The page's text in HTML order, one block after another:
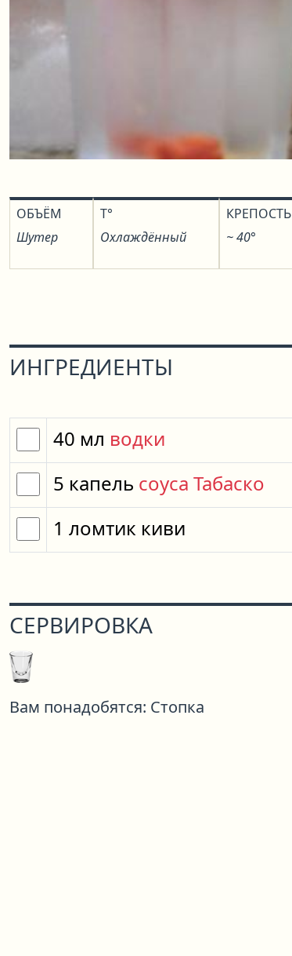
ОБЪЁМ
Шутер
T°
Охлаждённый
КРЕПОСТЬ
~ 40°
ИНГРЕДИЕНТЫ
40 мл водки
5 капель соуса Табаско
1 ломтик киви
СЕРВИРОВКА
Вам понадобятся: Стопка